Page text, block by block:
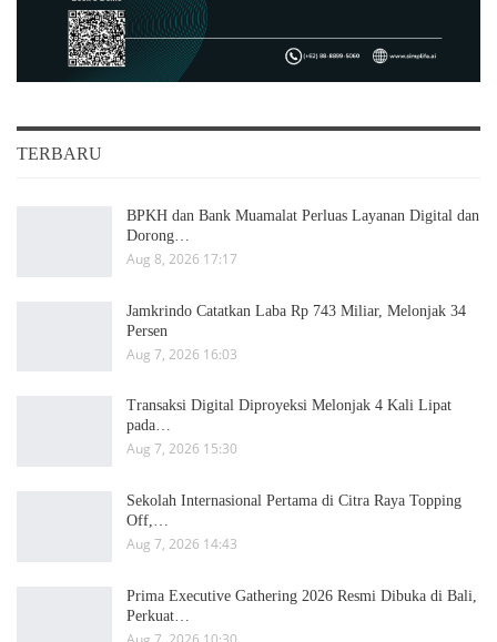
TERBARU
BPKH dan Bank Muamalat Perluas Layanan Digital dan
Dorong…
Aug 8, 2026 17:17
Jamkrindo Catatkan Laba Rp 743 Miliar, Melonjak 34
Persen
Aug 7, 2026 16:03
Transaksi Digital Diproyeksi Melonjak 4 Kali Lipat
pada…
Aug 7, 2026 15:30
Sekolah Internasional Pertama di Citra Raya Topping
Off,…
Aug 7, 2026 14:43
Prima Executive Gathering 2026 Resmi Dibuka di Bali,
Perkuat…